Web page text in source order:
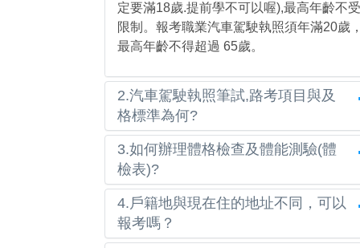
定要滿18歲.提前學不可以喔),最高年齡不受
限制。報考職業汽車駕駛執照須年滿20歲
最高年齡不得超過 65歲。
2.汽車駕駛執照筆試,路考項目與及
格標準為何?
3.如何辦理體格檢查及體能測驗(體
檢表)?
4.戶籍地與現在住的地址不同，可以
報考嗎？
文件代辦流程就找我吧